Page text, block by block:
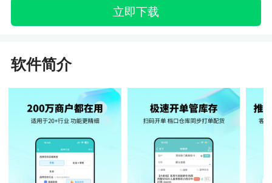
立即下载
软件简介